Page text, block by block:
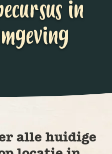
in
alle huidige